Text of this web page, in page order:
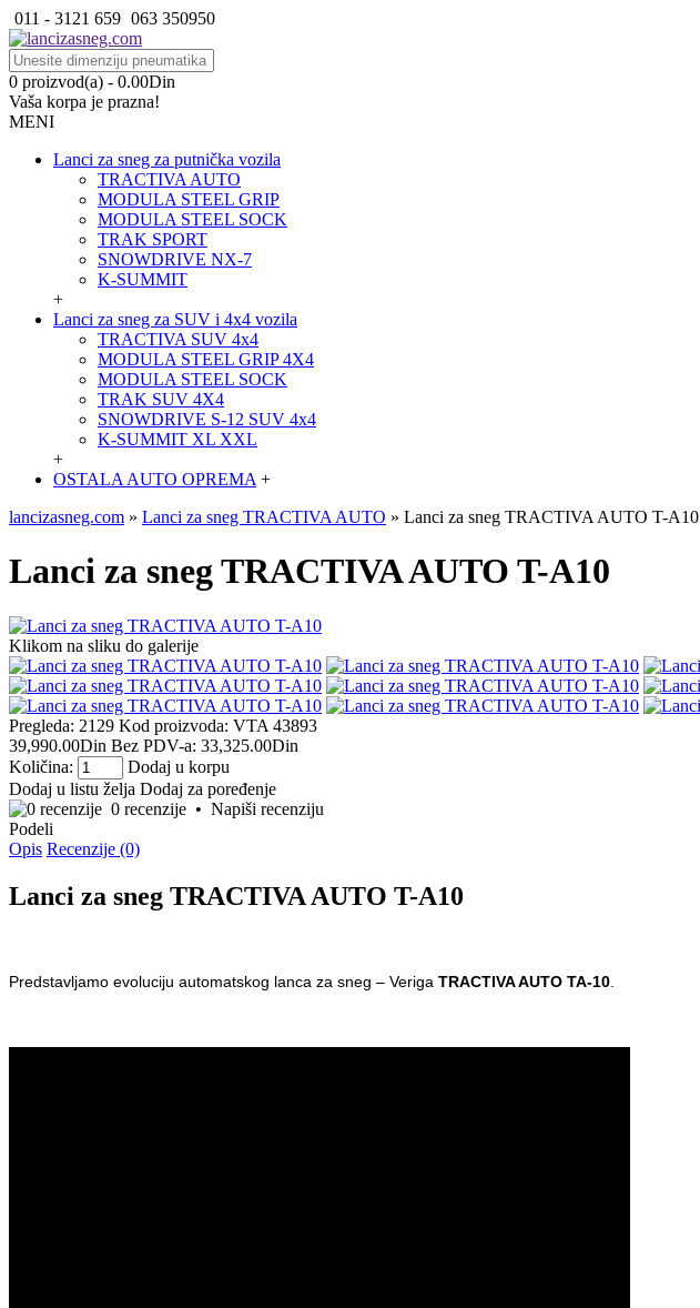
011 - 3121 659 063 350950
0 proizvod(a) - 0.00Din
Vaša korpa je prazna!
MENI
Lanci za sneg za putnička vozila
TRACTIVA AUTO
MODULA STEEL GRIP
MODULA STEEL SOCK
TRAK SPORT
SNOWDRIVE NX-7
K-SUMMIT
+
Lanci za sneg za SUV i 4x4 vozila
TRACTIVA SUV 4x4
MODULA STEEL GRIP 4X4
MODULA STEEL SOCK
TRAK SUV 4X4
SNOWDRIVE S-12 SUV 4x4
K-SUMMIT XL XXL
+
OSTALA AUTO OPREMA +
lancizasneg.com » Lanci za sneg TRACTIVA AUTO » Lanci za sneg TRACTIVA AUTO T-A10
Lanci za sneg TRACTIVA AUTO T-A10
Klikom na sliku do galerije
Pregleda: 2129 Kod proizvoda: VTA 43893
39,990.00Din Bez PDV-a: 33,325.00Din
Količina:
Dodaj u korpu
Dodaj u listu želja Dodaj za poređenje
0 recenzije • Napiši recenziju
Podeli
Opis Recenzije (0)
Lanci za sneg TRACTIVA AUTO T-A10
Predstavljamo evoluciju automatskog lanca za sneg – Veriga TRACTIVA AUTO TA-10